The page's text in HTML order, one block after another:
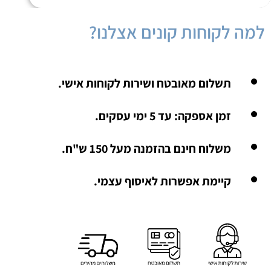
למה לקוחות קונים אצלנו?
תשלום מאובטח ושירות לקוחות אישי.
זמן אספקה: עד 5 ימי עסקים.
משלוח חינם בהזמנה מעל 150 ש"ח.
קיימת אפשרות לאיסוף עצמי.